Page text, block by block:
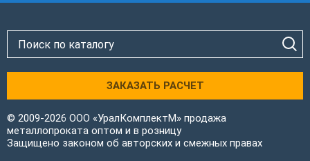
ЗАКАЗАТЬ РАСЧЕТ
© 2009-2026 ООО «УралКомплектМ» продажа
металлопроката оптом и в розницу
Защищено законом об авторских и смежных правах